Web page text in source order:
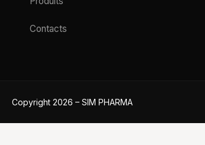
Contacts
Copyright 2026 – SIM PHARMA